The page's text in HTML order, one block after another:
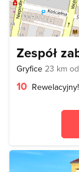
Zespół
Gryfice 23 km
10 Rewelacyjny!